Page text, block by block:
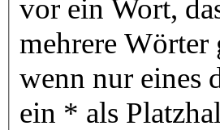
vor ein Wort,
mehrere
wenn nur eines
ein * als